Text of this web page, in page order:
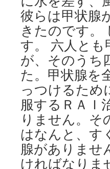
彼らは甲状腺
きたのです。
す。 六人と
が、そのうち
た。甲状腺を
っつけるため
服するＲＡＩ
りません。そ
はなんと、す
腺がありませ
ければなりま